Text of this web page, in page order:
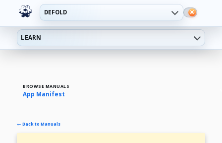
DEFOLD
LEARN
BROWSE MANUALS
App Manifest
← Back to Manuals